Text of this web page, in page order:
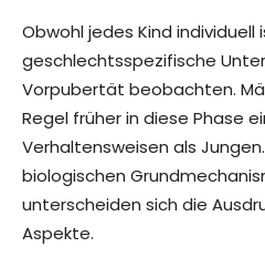
Obwohl jedes Kind individuell
geschlechtsspezifische
Vorpubertät beobachten.
Regel früher in diese Phase
Verhaltensweisen als
biologischen
unterscheiden sich die
Aspekte.